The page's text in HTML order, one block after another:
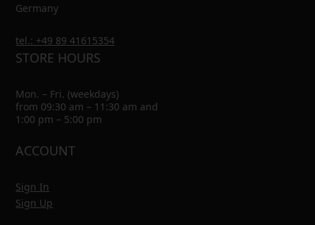
Germany
tel.: +49 89 41615354
STORE HOURS
Mon. – Fri. (weekdays)
from 09:30 am – 11:30 am and
1:00 pm – 5:00 pm
ACCOUNT
Sign In
Sign Up